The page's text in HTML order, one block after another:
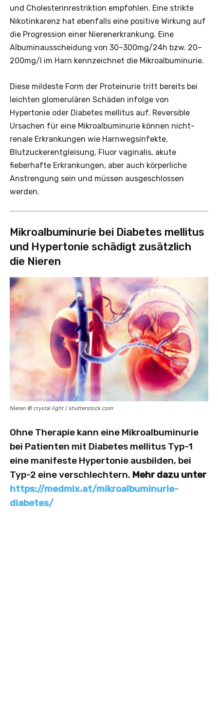
und Cholesterinrestriktion empfohlen. Eine strikte
Nikotinkarenz hat ebenfalls eine positive Wirkung auf
die Progression einer Nierenerkrankung. Eine
Albuminausscheidung von 30–300mg/24h bzw. 20–
200mg/l im Harn kennzeichnet die Mikroalbuminurie.
Diese mildeste Form der Proteinurie tritt bereits bei
leichten glomerulären Schäden infolge von
Hypertonie oder Diabetes mellitus auf. Reversible
Ursachen für eine Mikroalbuminurie können nicht-
renale Erkrankungen wie Harnwegsinfekte,
Blutzuckerentgleisung, Fluor vaginalis, akute
fieberhafte Erkrankungen, aber auch körperliche
Anstrengung sein und müssen ausgeschlossen
werden.
Mikroalbuminurie bei Diabetes mellitus
und Hypertonie schädigt zusätzlich
die Nieren
Nieren © crystal light / shutterstock.com
Ohne Therapie kann eine Mikroalbuminurie
bei Patienten mit Diabetes mellitus Typ-1
eine manifeste Hypertonie ausbilden, bei
Typ-2 eine verschlechtern. Mehr dazu unter
https://medmix.at/mikroalbuminurie-
diabetes/